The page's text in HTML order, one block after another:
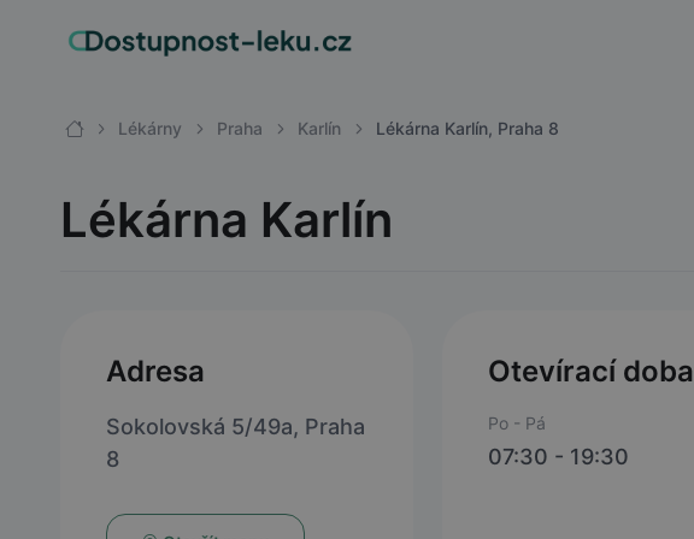
Lékárny Praha Karlín Lékárna Karlín, Praha 8
Lékárna Karlín
Adresa
Sokolovská 5/49a, Praha
8
Otevírací doba
Po - Pá
07:30 - 19:30